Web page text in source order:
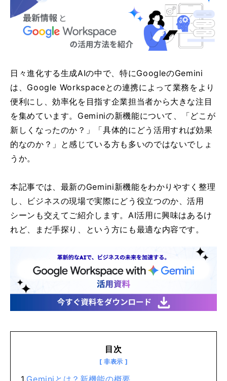
日々進化する生成AIの中で、特にGoogleのGemini
は、Google Workspaceとの連携によって業務をより
便利にし、効率化を目指す企業担当者から大きな注目
を集めています。Geminiの新機能について、「どこが
新しくなったのか？」「具体的にどう活用すれば効果
的なのか？」と感じている方も多いのではないでしょ
うか。
本記事では、最新のGemini新機能をわかりやすく整理
し、ビジネスの現場で実際にどう役立つのか、活用
シーンも交えてご紹介します。AI活用に興味はあるけ
れど、まだ手探り、という方にも最適な内容です。
目次
Geminiとは？新機能の概要